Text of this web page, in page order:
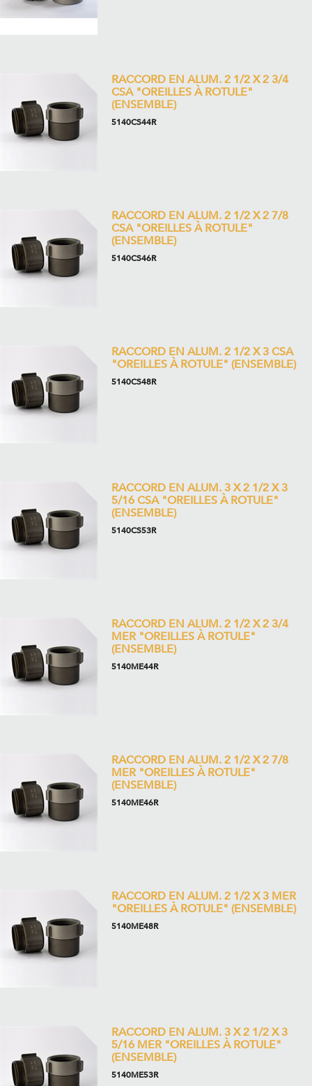
RACCORD EN ALUM. 2 1/2 X 2 3/4
CSA "OREILLES À ROTULE"
(ENSEMBLE)
5140CS44R
RACCORD EN ALUM. 2 1/2 X 2 7/8
CSA "OREILLES À ROTULE"
(ENSEMBLE)
5140CS46R
RACCORD EN ALUM. 2 1/2 X 3 CSA
"OREILLES À ROTULE" (ENSEMBLE)
5140CS48R
RACCORD EN ALUM. 3 X 2 1/2 X 3
5/16 CSA "OREILLES À ROTULE"
(ENSEMBLE)
5140CS53R
RACCORD EN ALUM. 2 1/2 X 2 3/4
MER "OREILLES À ROTULE"
(ENSEMBLE)
5140ME44R
RACCORD EN ALUM. 2 1/2 X 2 7/8
MER "OREILLES À ROTULE"
(ENSEMBLE)
5140ME46R
RACCORD EN ALUM. 2 1/2 X 3 MER
"OREILLES À ROTULE" (ENSEMBLE)
5140ME48R
RACCORD EN ALUM. 3 X 2 1/2 X 3
5/16 MER "OREILLES À ROTULE"
(ENSEMBLE)
5140ME53R